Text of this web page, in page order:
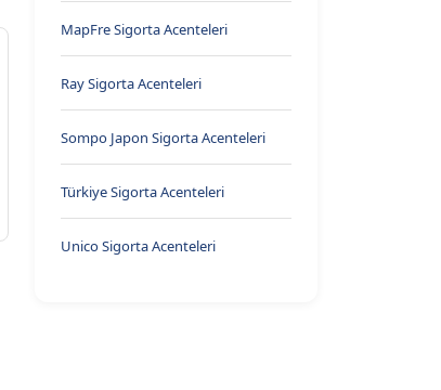
MapFre Sigorta Acenteleri
Ray Sigorta Acenteleri
Sompo Japon Sigorta Acenteleri
Türkiye Sigorta Acenteleri
Unico Sigorta Acenteleri